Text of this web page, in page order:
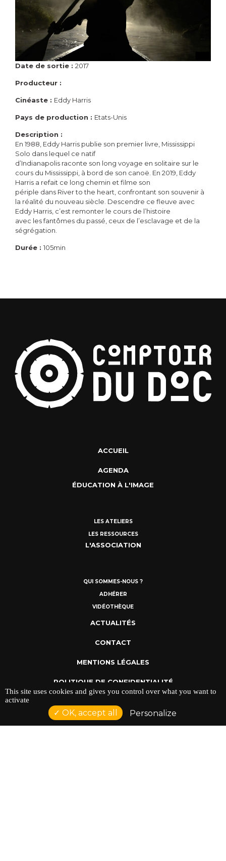
Date de sortie : 2017
Producteur :
Cinéaste : Eddy Harris
Pays de production : Etats-Unis
Description :
En 1988, Eddy Harris publie son premier livre, Mississippi
Solo dans lequel ce natif
d’Indianapolis raconte son long voyage en solitaire sur le
cours du Mississippi, à bord de son canoë. En 2019, Eddy
Harris a refait ce long chemin et filme son
périple dans River to the heart, confrontant son souvenir à
la réalité du nouveau siècle. Descendre ce fleuve avec
Eddy Harris, c’est remonter le cours de l’histoire
avec les fantômes du passé, ceux de l’esclavage et de la
ségrégation.
Durée : 105min
ACCUEIL
AGENDA
ÉDUCATION À L'IMAGE
LES ATELIERS
LES RESSOURCES
L'ASSOCIATION
QUI SOMMES-NOUS ?
ADHÉRER
VIDÉOTHÈQUE
ACTUALITÉS
CONTACT
MENTIONS LÉGALES
POLITIQUE DE CONFIDENTIALITÉ
This site uses cookies and gives you control over what you want to
activate
OK, accept all Personalize